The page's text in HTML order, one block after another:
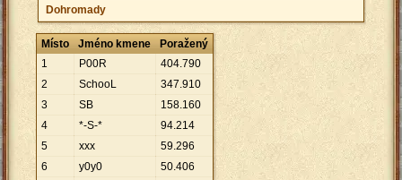
Dohromady
Místo Jméno kmene
Poražený
1
P00R 404.790
2
SchooL 347.910
3
SB 158.160
4
*-S-* 94.214
5
xxx 59.296
6
y0y0 50.406